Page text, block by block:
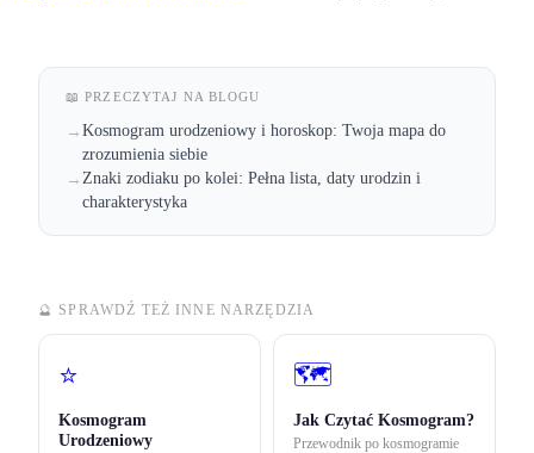
📖 PRZECZYTAJ NA BLOGU
→Kosmogram urodzeniowy i horoskop: Twoja mapa do
zrozumienia siebie
→ Znaki zodiaku po kolei: Pełna lista, daty urodzin i
charakterystyka
🔮 SPRAWDŹ TEŻ INNE NARZĘDZIA
⭐
Kosmogram
Urodzeniowy
🗺️
Jak Czytać Kosmogram?
Przewodnik po kosmogramie